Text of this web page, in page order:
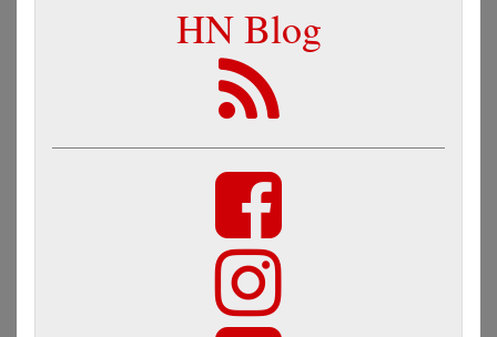
HN Blog